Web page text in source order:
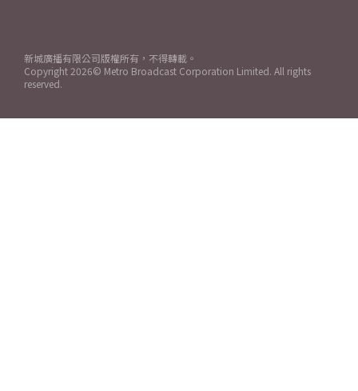
新城廣播有限公司版權所有，不得轉載。
Copyright 2026© Metro Broadcast Corporation Limited. All rights
reserved.